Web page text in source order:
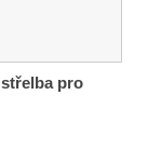
pro